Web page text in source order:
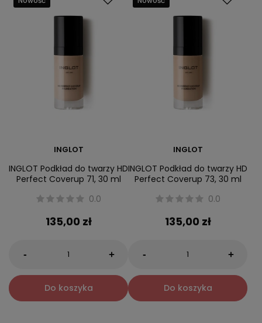
INGLOT
INGLOT Podkład do twarzy HD
Perfect Coverup 71, 30 ml
0.0
135,00 zł
- +
Do koszyka
INGLOT
INGLOT Podkład do twarzy HD
Perfect Coverup 73, 30 ml
0.0
135,00 zł
- +
Do koszyka